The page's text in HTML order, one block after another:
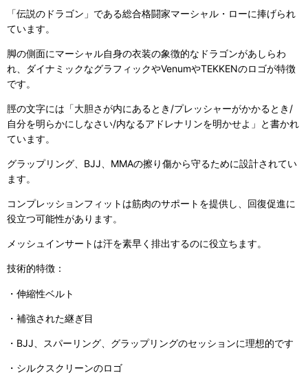
「伝説のドラゴン」である総合格闘家マーシャル・ローに捧げられ
ています。
脚の側面にマーシャル自身の衣装の象徴的なドラゴンがあしらわ
れ、ダイナミックなグラフィックやVenumやTEKKENのロゴが特徴
です。
脛の文字には「大胆さが内にあるとき/プレッシャーがかかるとき/
自分を明らかにしなさい/内なるアドレナリンを明かせよ」と書かれ
ています。
グラップリング、BJJ、MMAの擦り傷から守るために設計されてい
ます。
コンプレッションフィットは筋肉のサポートを提供し、回復促進に
役立つ可能性があります。
メッシュインサートは汗を素早く排出するのに役立ちます。
技術的特徴：
・伸縮性ベルト
・補強された継ぎ目
・BJJ、スパーリング、グラップリングのセッションに理想的です
・シルクスクリーンのロゴ